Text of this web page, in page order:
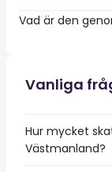
Vad är den
Vanliga
Hur mycket
Västmanland?